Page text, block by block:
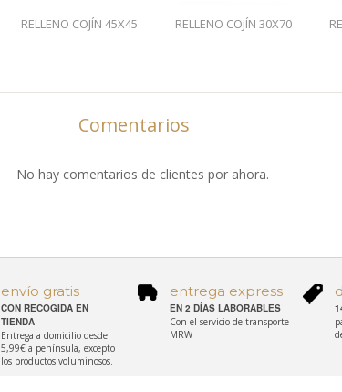
RELLENO COJÍN 45X45 RELLENO COJÍN 30X70
Comentarios
No hay comentarios de clientes por ahora.
envío gratis
CON RECOGIDA EN
TIENDA
Entrega a domicilio desde
5,99€ a península, excepto
los productos voluminosos.
entrega express
EN 2 DÍAS LABORABLES
Con el servicio de transporte
MRW